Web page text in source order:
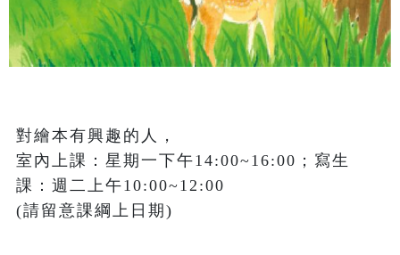
對繪本有興趣的人，
室內上課：星期一下午14:00~16:00；寫生
課：週二上午10:00~12:00
(請留意課綱上日期)